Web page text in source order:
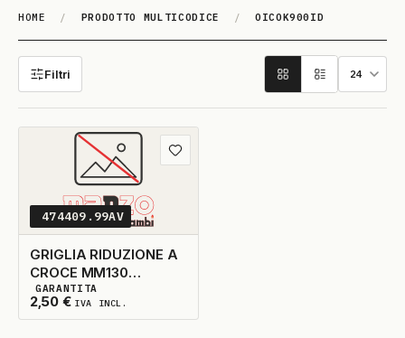
HOME / PRODOTTO MULTICODICE / OICOK900ID
OICOK900ID
Filtri
Aggiungi ai preferiti
474409.99AV
GRIGLIA RIDUZIONE A
CROCE MM130
SMALTATA
2,50 € IVA INCL.
14DISPONIBILI
GARANTITA